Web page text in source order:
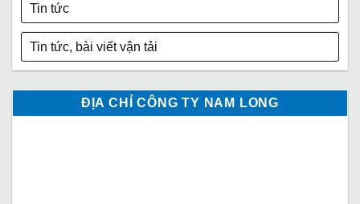
Tin tức
Tin tức, bài viết vận tải
ĐỊA CHỈ CÔNG TY NAM LONG